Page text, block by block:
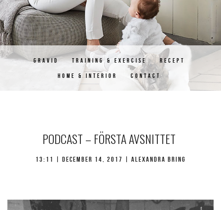
GRAVID TRAINING & EXERCISE RECEPT
HOME & INTERIOR CONTACT
PODCAST – FÖRSTA AVSNITTET
13:11 | december 14, 2017 | Alexandra Bring